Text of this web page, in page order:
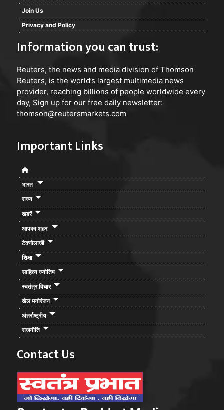
Join Us
Privacy and Policy
Information you can trust:
Reuters, the news and media division of Thomson
Reuters, is the world’s largest multimedia news
provider, reaching billions of people worldwide every
day, Sign up for our free daily newsletter:
thomson@reutersmarkets.com
Important Links
भारत
राज्य
खबरें
आपका शहर
टेक्नोलाजी
शिक्षा
साहित्य ज्योतिष
स्वतंत्र विचार
खेल मनोरंजन
अंतर्राष्ट्रीय
राजनीति
Contact Us